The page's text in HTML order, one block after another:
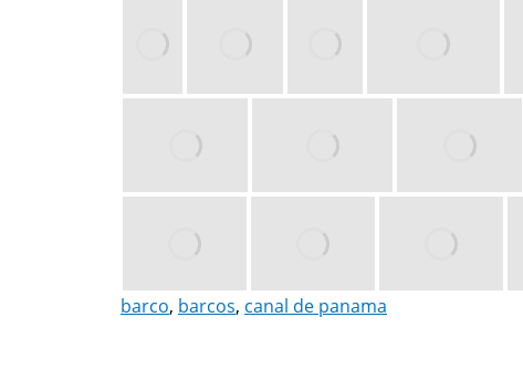
barco, barcos, canal de panama